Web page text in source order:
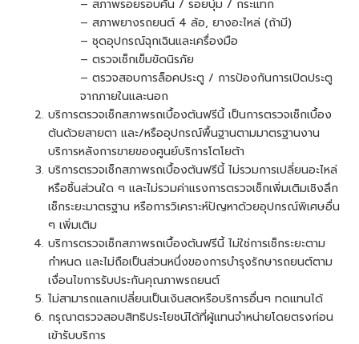
– สภาพรอยรอบคัน / รอยบุ๋ม / กระแทก
– สภาพยางรถยนต์ 4 ล้อ, ยางอะไหล่ (ถ้ามี)
– ชุดอุปกรณ์ฉุกเฉินและเครื่องมือ
– ตรวจเช็กเข็มขัดนิรภัย
– ตรวจสอบการล็อคประตู / การป้องกันการเปิดประตู
จากภายในและนอก
บริการตรวจเช็กสภาพรถเบื้องต้นฟรีนี้ เป็นการตรวจเช็กเบื้อง
ต้นด้วยสายตา และ/หรืออุปกรณ์พื้นฐานตามมาตรฐานงาน
บริการหลังการขายของศูนย์บริการโตโยต้า
บริการตรวจเช็กสภาพรถเบื้องต้นฟรีนี้ ไม่รวมการเปลี่ยนอะไหล่
หรือชิ้นส่วนใด ๆ และไม่รวมค่าแรงการตรวจเช็กเพิ่มเติมเชิงลึก
เช็กระยะมาตรฐาน หรือการวิเคราะห์ปัญหาด้วยอุปกรณ์พิเศษอื่น
ๆ เพิ่มเติม
บริการตรวจเช็กสภาพรถเบื้องต้นฟรีนี้ ไม่ใช่การเช็กระยะตาม
กำหนด และไม่ถือเป็นส่วนหนึ่งของการบำรุงรักษารถยนต์ตาม
เงื่อนไขการรับประกันคุณภาพรถยนต์
ไม่สามารถแลกเปลี่ยนเป็นเงินสดหรือบริการอื่นๆ ทดแทนได้
กรุณาตรวจสอบสิทธิประโยชน์ได้ที่ผู้แทนจำหน่ายโดยตรงก่อน
เข้ารับบริการ